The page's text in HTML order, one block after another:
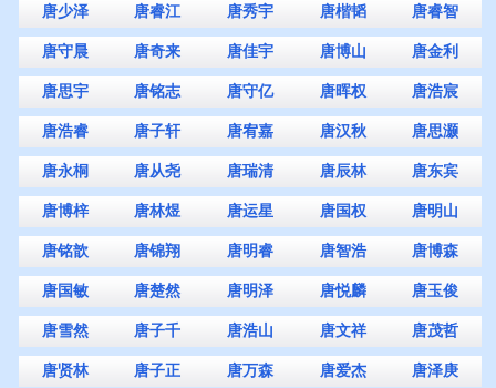
唐少泽 唐睿江 唐秀宇 唐楷韬 唐睿智
唐守晨 唐奇来 唐佳宇 唐博山 唐金利
唐思宇 唐铭志 唐守亿 唐晖权 唐浩宸
唐浩睿 唐子轩 唐宥嘉 唐汉秋 唐思灏
唐永桐 唐从尧 唐瑞清 唐辰林 唐东宾
唐博梓 唐林煜 唐运星 唐国权 唐明山
唐铭歆 唐锦翔 唐明睿 唐智浩 唐博森
唐国敏 唐楚然 唐明泽 唐悦麟 唐玉俊
唐雪然 唐子千 唐浩山 唐文祥 唐茂哲
唐贤林 唐子正 唐万森 唐爱杰 唐泽庚